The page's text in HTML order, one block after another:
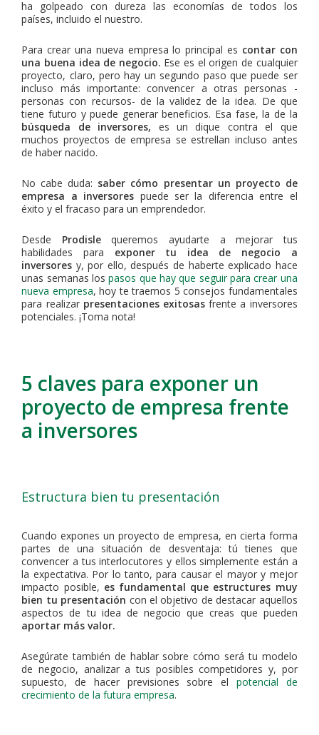
ha golpeado con dureza las economías de todos los
países, incluido el nuestro.
Para crear una nueva empresa lo principal es contar con
una buena idea de negocio. Ese es el origen de cualquier
proyecto, claro, pero hay un segundo paso que puede ser
incluso más importante: convencer a otras personas -
personas con recursos- de la validez de la idea. De que
tiene futuro y puede generar beneficios. Esa fase, la de la
búsqueda de inversores, es un dique contra el que
muchos proyectos de empresa se estrellan incluso antes
de haber nacido.
No cabe duda: saber cómo presentar un proyecto de
empresa a inversores puede ser la diferencia entre el
éxito y el fracaso para un emprendedor.
Desde Prodislequeremos ayudarte a mejorar tus
habilidades para exponer tu idea de negocio a
inversores y, por ello, después de haberte explicado hace
unas semanas lospasos que hay que seguir para crear una
nueva empresa, hoy te traemos 5 consejos fundamentales
para realizar presentaciones exitosasfrente a inversores
potenciales. ¡Toma nota!
5 claves para exponer un
proyecto de empresa frente
a inversores
Estructura bien tu presentación
Cuando expones un proyecto de empresa, en cierta forma
partes de una situación de desventaja: tú tienes que
convencer a tus interlocutores y ellos simplemente están a
la expectativa. Por lo tanto, para causar el mayor y mejor
impacto posible, es fundamental que estructures muy
bien tu presentación con el objetivo de destacar aquellos
aspectos de tu idea de negocio que creas que pueden
aportar más valor.
Asegúrate también de hablar sobre cómo será tu modelo
de negocio, analizar a tus posibles competidores y, por
supuesto, de hacer previsiones sobre el potencial de
crecimiento de la futura empresa.